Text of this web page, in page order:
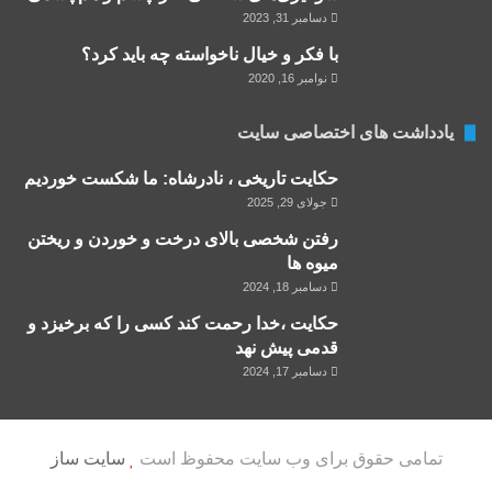
دسامبر 31, 2023
با فکر و خیال ناخواسته چه باید کرد؟
نوامبر 16, 2020
یادداشت های اختصاصی سایت
حکایت تاریخی ، نادرشاه: ما شکست خوردیم
جولای 29, 2025
رفتن شخصی بالای درخت و خوردن و ریختن
میوه ها
دسامبر 18, 2024
حکایت ،خدا رحمت کند کسی را که برخیزد و
قدمی پیش نهد
دسامبر 17, 2024
تمامی حقوق برای وب سایت محفوظ است سایت ساز